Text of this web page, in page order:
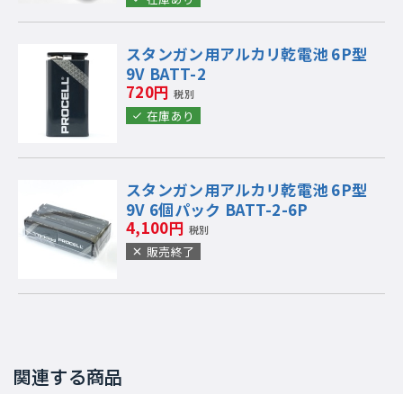
スタンガン用アルカリ乾電池 6P型
9V BATT-2
720円 税別
在庫あり
スタンガン用アルカリ乾電池 6P型
9V 6個パック BATT-2-6P
4,100円 税別
販売終了
関連する商品